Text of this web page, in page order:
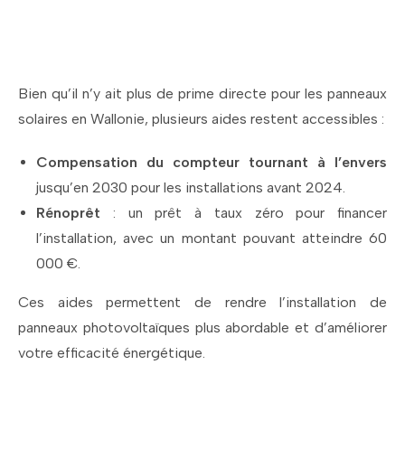
Bien qu’il n’y ait plus de prime directe pour les panneaux
solaires en Wallonie, plusieurs aides restent accessibles :
Compensation du compteur tournant à l’envers
jusqu’en 2030 pour les installations avant 2024.
Rénoprêt : un prêt à taux zéro pour financer
l’installation, avec un montant pouvant atteindre 60
000 €.
Ces aides permettent de rendre l’installation de
panneaux photovoltaïques plus abordable et d’améliorer
votre efficacité énergétique.